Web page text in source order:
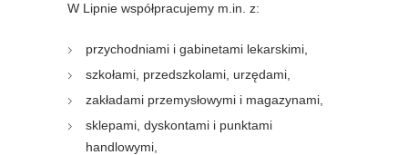
W Lipnie współpracujemy m.in. z:
przychodniami i gabinetami lekarskimi,
szkołami, przedszkolami, urzędami,
zakładami przemysłowymi i magazynami,
sklepami, dyskontami i punktami
handlowymi,